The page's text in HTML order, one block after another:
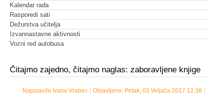
Kalendar rada
Rasporedi sati
Dežurstva učitelja
Izvannastavne aktivnosti
Vozni red autobusa
Čitajmo zajedno, čitajmo naglas: zaboravljene knjige
Objavljeno: Petak, 03 Veljača 2017 12:38
Napisao/la Ivana Vrabec